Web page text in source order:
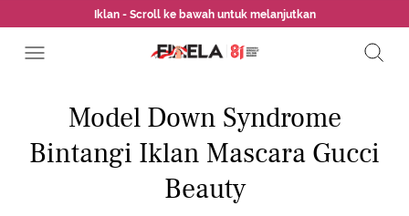
Iklan - Scroll ke bawah untuk melanjutkan
Model Down Syndrome
Bintangi Iklan Mascara Gucci
Beauty